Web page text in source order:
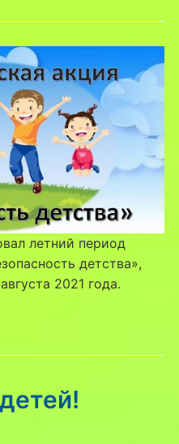
летний период
детства»,
2021 года.